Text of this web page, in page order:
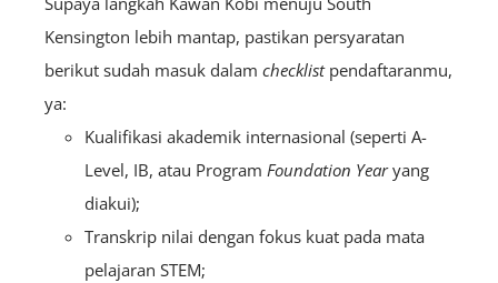
Kensington lebih mantap, pastikan persyaratan
berikut sudah masuk dalam checklistpendaftaranmu,
ya:
Kualifikasi akademik internasional (seperti A-
Level, IB, atau Program Foundation Yearyang
diakui);
Transkrip nilai dengan fokus kuat pada mata
pelajaran STEM;